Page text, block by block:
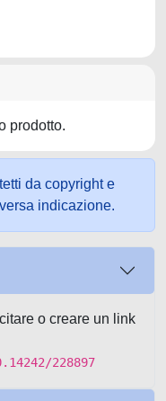
prodotto.
da copyright e
indicazione.
o creare un link
228897